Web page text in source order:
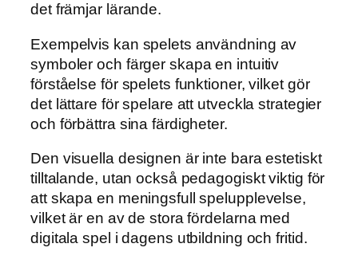
det främjar lärande.
Exempelvis kan spelets användning av
symboler och färger skapa en intuitiv
förståelse för spelets funktioner, vilket gör
det lättare för spelare att utveckla strategier
och förbättra sina färdigheter.
Den visuella designen är inte bara estetiskt
tilltalande, utan också pedagogiskt viktig för
att skapa en meningsfull spelupplevelse,
vilket är en av de stora fördelarna med
digitala spel i dagens utbildning och fritid.